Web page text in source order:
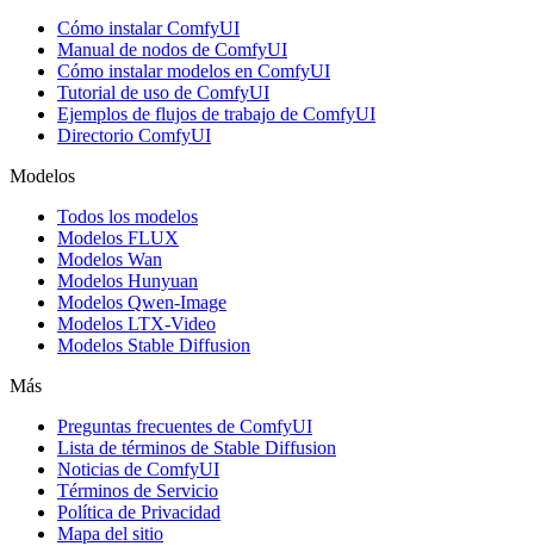
Cómo instalar ComfyUI
Manual de nodos de ComfyUI
Cómo instalar modelos en ComfyUI
Tutorial de uso de ComfyUI
Ejemplos de flujos de trabajo de ComfyUI
Directorio ComfyUI
Modelos
Todos los modelos
Modelos FLUX
Modelos Wan
Modelos Hunyuan
Modelos Qwen-Image
Modelos LTX-Video
Modelos Stable Diffusion
Más
Preguntas frecuentes de ComfyUI
Lista de términos de Stable Diffusion
Noticias de ComfyUI
Términos de Servicio
Política de Privacidad
Mapa del sitio